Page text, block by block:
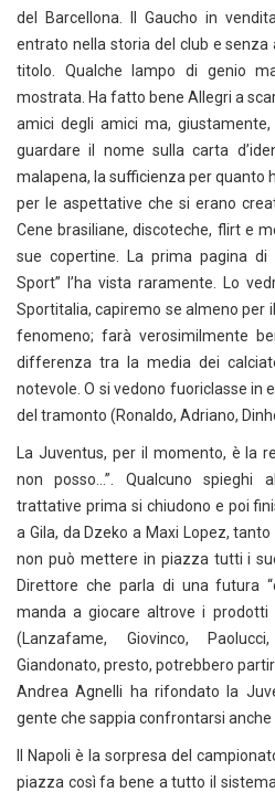
del Barcellona. Il Gaucho in
entrato nella storia del club e
titolo. Qualche lampo di genio
mostrata. Ha fatto bene Allegri a
amici degli amici ma,
guardare il nome sulla carta
malapena, la sufficienza per quanto
per le aspettative che si erano
Cene brasiliane, discoteche, flirt e
sue copertine. La prima pagina di
Sport” l’ha vista raramente. Lo
Sportitalia, capiremo se almeno per
fenomeno; farà verosimilmente
differenza tra la media dei
notevole. O si vedono fuoriclasse in
del tramonto (Ronaldo, Adriano,
La Juventus, per il momento, è la
non posso…”. Qualcuno spieghi
trattative prima si chiudono e poi
a Gila, da Dzeko a Maxi Lopez,
non può mettere in piazza tutti i
Direttore che parla di una futura
manda a giocare altrove i prodotti
(Lanzafame, Giovinco,
Giandonato, presto, potrebbero
Andrea Agnelli ha rifondato la
gente che sappia confrontarsi anche
Il Napoli è la sorpresa del
piazza così fa bene a tutto il